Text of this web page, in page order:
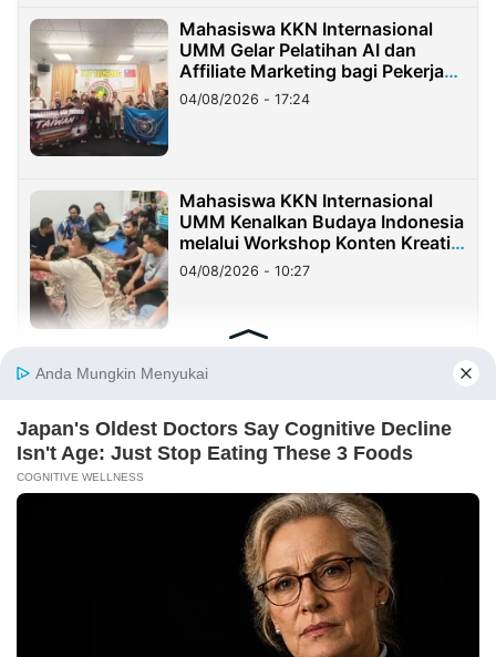
Mahasiswa KKN Internasional
UMM Gelar Pelatihan AI dan
Affiliate Marketing bagi Pekerja
Migran Indonesia di Taiwan
04/08/2026 - 17:24
Mahasiswa KKN Internasional
UMM Kenalkan Budaya Indonesia
melalui Workshop Konten Kreatif
di Taiwan
04/08/2026 - 10:27
KKN Berdampak UMM Kelompok
02/08/2026 - 19:20
Yang Mahal Bukan Suara Rakyat
29/07/2026 - 00:37